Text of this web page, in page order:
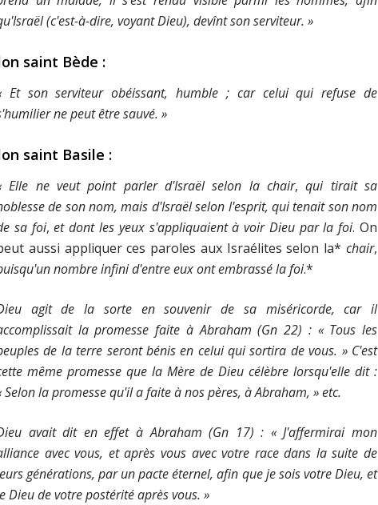
(c'est-à-dire, voyant Dieu), devînt son serviteur. »
saint Bède :
Et son serviteur obéissant, humble ; car celui qui refuse de
ne peut être sauvé. »
saint Basile :
Elle ne veut point parler d'Israël selon la chair,qui tirait sa
de son nom, mais d'Israël selon l'esprit, qui tenait son nom
sa foi,et dont les yeux s'appliquaient à voir Dieu par la foi. On
aussi appliquer ces paroles aux Israélites selon la* chair,
nombre infini d'entre eux ont embrassé lafoi.*
agit de la sorte en souvenir de sa miséricorde, car il
la promesse faite à Abraham (Gn 22) : « Tous les
de la terre seront bénis en celui qui sortira de vous. » C'est
même promesse que la Mère de Dieu célèbre lorsqu'elle dit :
Selon la promesse qu'il a faite à nos pères, à Abraham, » etc.
avait dit en effet à Abraham (Gn 17) : « J'affermirai mon
avec vous, et après vous avec votre race dans la suite de
générations, par un pacte éternel, afin que je sois votre Dieu, et
Dieu de votre postérité après vous. »